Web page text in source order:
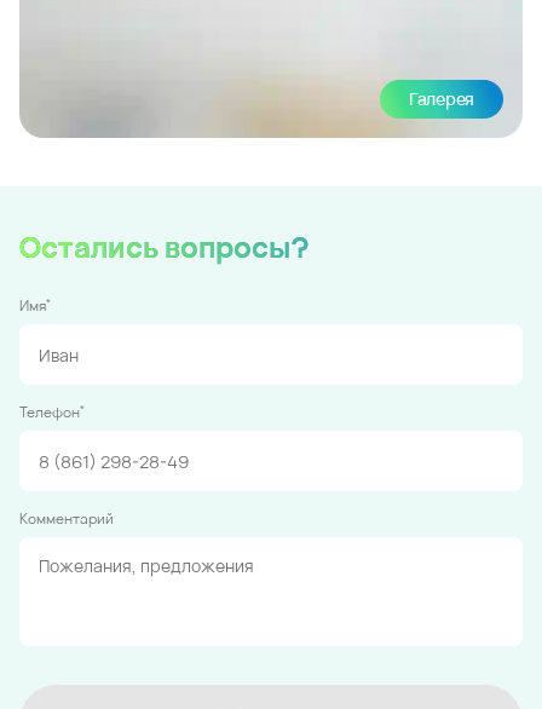
Галерея
Остались вопросы?
Имя*
Телефон*
Комментарий